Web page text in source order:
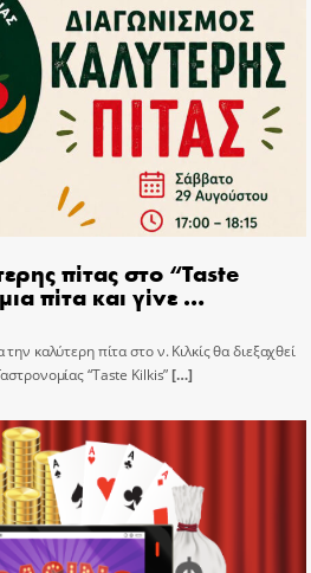
πίτας στο “Taste
πίτα και γίνε …
καλύτερη πίτα στο ν. Κιλκίς θα διεξαχθεί
“Taste Kilkis”[…]